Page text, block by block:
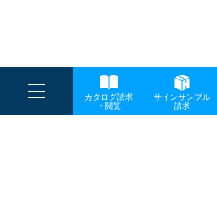
----
----
-
カタログ請求
・閲覧
サインサンプル
請求